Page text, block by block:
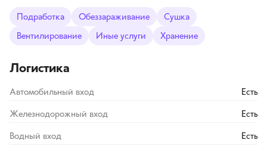
Подработка Обеззараживание
Сушка
Вентилирование
Иные услуги Хранение
Логистика
Автомобильный вход Есть
Железнодорожный вход Есть
Водный вход Есть